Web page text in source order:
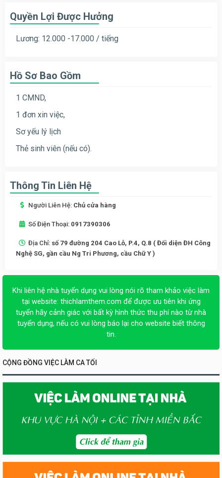
Quyền Lợi Được Hưởng
Lương: 12.000 -17.000 / tiếng
Hồ Sơ Bao Gồm
1 CMND,
1 đơn xin việc,
Sơ yếu lý lịch
Thẻ sinh viên (nếu có).
Thông Tin Liên Hệ
Người Liên Hệ: Chủ cửa hàng
Số Điện Thoại: 0917390306
Địa Chỉ: số 79 đường 204 Cao Lỗ, P.4, Q.8 ( Đối diện ĐH Công
Nghệ SG, gần cầu Ng Tri Phương, cầu Chữ Y )
Khi liên hệ nhà tuyển dụng vui lòng nói rõ tham khảo việc làm
tại website: thichlamthem.com để được ưu tiên khi ứng
tuyển hãy cảnh giác với bất kỳ hình thức thu phí nào từ nhà
tuyển dụng, nếu có vui lòng báo lại cho website biết thông
tin.
CỘNG ĐỒNG VIỆC LÀM CA TỐI